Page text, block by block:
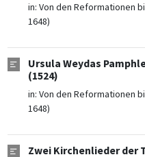
in: Von den Reformationen
1648)
Ursula Weydas
(1524)
in: Von den Reformationen
1648)
Zwei Kirchenlieder der